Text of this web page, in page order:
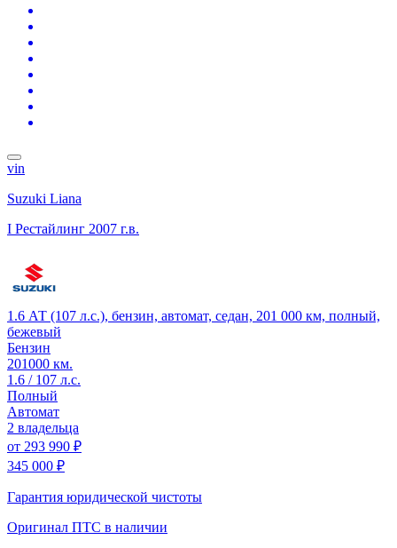
vin
Suzuki Liana
I Рестайлинг 2007 г.в.
1.6 АТ (107 л.с.), бензин, автомат, седан, 201 000 км, полный,
бежевый
Бензин
201000 км.
1.6 / 107 л.с.
Полный
Автомат
2 владельца
от 293 990 ₽
345 000 ₽
Гарантия юридической чистоты
Оригинал ПТС в наличии